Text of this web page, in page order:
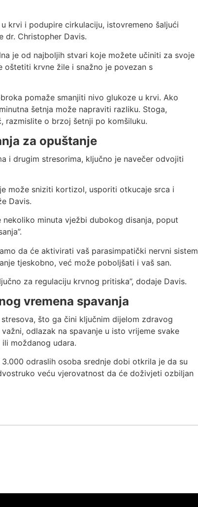
krvi i podupire cirkulaciju, istovremeno šaljući
dr. Christopher Davis.
je od najboljih stvari koje možete učiniti za svoje
oštetiti krvne žile i snažno je povezan s
pomaže smanjiti nivo glukoze u krvi. Ako
šetnja može napraviti razliku. Stoga,
razmislite o brzoj šetnji po komšiluku.
za opuštanje
i drugim stresorima, ključno je navečer odvojiti
može sniziti kortizol, usporiti otkucaje srca i
Davis.
minuta vježbi dubokog disanja, poput
da će aktivirati vaš parasimpatički nervni sistem
tjeskobno, već može poboljšati i vaš san.
za regulaciju krvnog pritiska”, dodaje Davis.
vremena spavanja
što ga čini ključnim dijelom zdravog
odlazak na spavanje u isto vrijeme svake
moždanog udara.
odraslih osoba srednje dobi otkrila je da su
veću vjerovatnost da će doživjeti ozbiljan